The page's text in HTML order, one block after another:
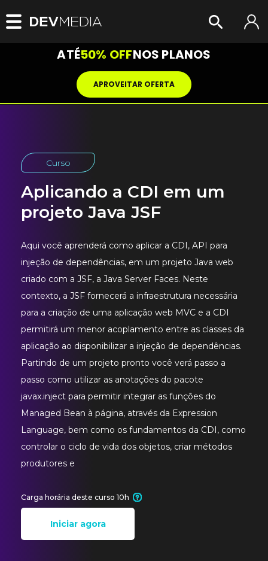
ATÉ50% OFFNOS PLANOS
APROVEITAR OFERTA
Curso
Aplicando a CDI em um
projeto Java JSF
Aqui você aprenderá como aplicar a CDI, API para
injeção de dependências, em um projeto Java web
criado com a JSF, a Java Server Faces. Neste
contexto, a JSF fornecerá a infraestrutura necessária
para a criação de uma aplicação web MVC e a CDI
permitirá um menor acoplamento entre as classes da
aplicação ao disponibilizar a injeção de dependências.
Partindo de um projeto pronto você verá passo a
passo como utilizar as anotações do pacote
javax.inject para permitir integrar as funções do
Managed Bean à página, através da Expression
Language, bem como os fundamentos da CDI, como
controlar o ciclo de vida dos objetos, criar métodos
produtores e
Iniciar agora
Carga horária deste curso 10h